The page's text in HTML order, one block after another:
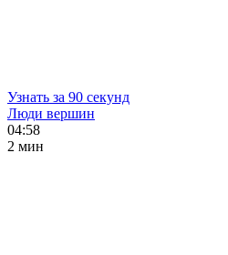
Узнать за 90 секунд
Люди вершин
04:58
2 мин